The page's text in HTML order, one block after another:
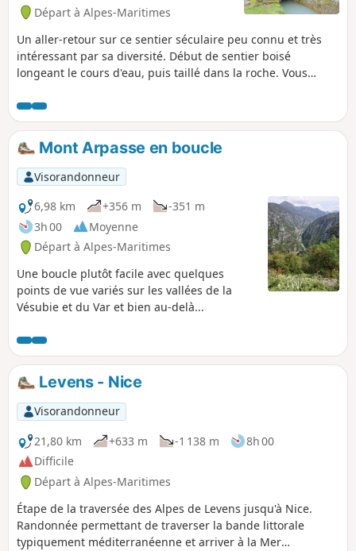
Départ à Alpes-Maritimes
Un aller-retour sur ce sentier séculaire peu connu et très
intéressant par sa diversité. Début de sentier boisé
longeant le cours d'eau, puis taillé dans la roche. Vous
finir par des lacets sinueux donnant sur la Vésubie. Suite à
la tempête Alex, le sentier s'arrête au niveau de la Vésubie.
Mont Arpasse en boucle
Visorandonneur
6,98 km
+356 m
-351 m
3h 00
Moyenne
Départ à Alpes-Maritimes
Une boucle plutôt facile avec quelques
points de vue variés sur les vallées de la
Vésubie et du Var et bien au-delà...
Levens - Nice
Visorandonneur
21,80 km
+633 m -1 138 m
8h 00
Difficile
Départ à Alpes-Maritimes
Étape de la traversée des Alpes de Levens jusqu'à Nice.
Randonnée permettant de traverser la bande littorale
typiquement méditerranéenne et arriver à la Mer